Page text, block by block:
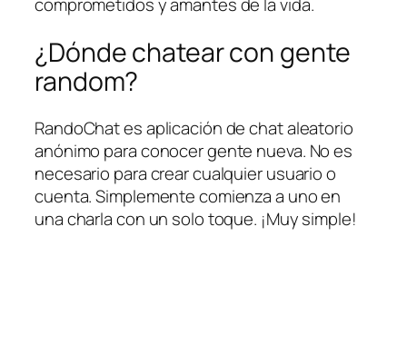
¿Dónde chatear con gente
random?
RandoChat es aplicación de chat aleatorio
anónimo para conocer gente nueva. No es
necesario para crear cualquier usuario o
cuenta. Simplemente comienza a uno en
una charla con un solo toque. ¡Muy simple!